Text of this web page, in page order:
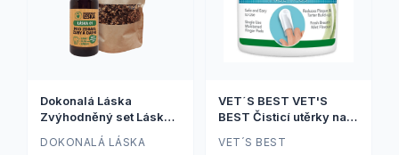
Dokonalá Láska
Zvýhodněný set Láska
01 a Láska B20 - Zuby a
dásně - Posílená péče
DOKONALÁ LÁSKA
VET´S BEST VET'S
BEST Čisticí utěrky na
VET´S BEST